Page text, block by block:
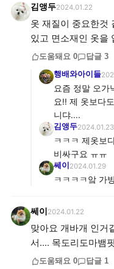
김앵두2024.01.22
옷 재질이 중요한것
있고 면소재인 옷을
도움돼요 0 답글 3
행배와아이들
요즘 정말 오가
요!! 제 옷보다
니댜....
김앵두2024.01.23
ㅋㅋㅋ 제옷보
비싸구요 ㅠㅠ
쎄이 2024.01.29
ㅋㅋㅋㅋ앜 가
쎄이 2024.01.22
맞아요 개바개 인거
서.... 목도리도마뱀
도움돼요 0 답글 1